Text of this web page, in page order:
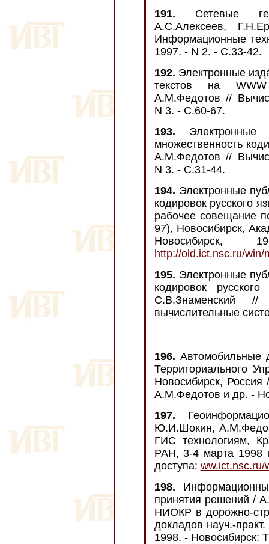
191. Сетевые
А.С.Алексеев,
Информационные
1997. - N 2. - С.33-42.
192. Электронные
текстов на
А.М.Федотов //
N 3. - С.60-67.
193.
множественность
А.М.Федотов //
N 3. - С.31-44.
194. Электронные
кодировок русского
рабочее совещание
97), Новосибирск,
http://old.ict.nsc.ru/
195. Электронные
кодировок
С.В.Знаменский //
вычислительные
196. Автомобильные
Территориального
Новосибирск,
А.М.Федотов и др. -
197.
Ю.И.Шокин,
ГИС технологиям,
РАН, 3-4 марта 1998
доступа: ww.ict.nsc.ru/
198.
принятия решений /
НИОКР в дорожно-
докладов науч.-
1998. - Новосибирск: